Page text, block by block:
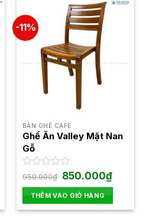
-11%
BÀN GHẾ CAFE
Ghế Ăn Valley Mặt Nan
Gỗ
Được
hạng
0
5
950.000₫ Giá
gốc
là:
950.000₫.
850.000₫Giá
hiện
tại
là:
THÊM VÀO GIỎ HÀNG